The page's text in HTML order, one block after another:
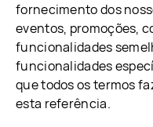
fornecimento dos
eventos, promoções,
funcionalidades
funcionalidades
que todos os termos
esta referência.